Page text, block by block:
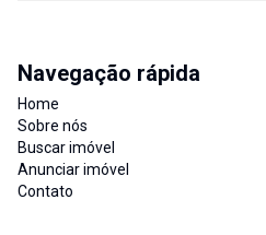
Navegação rápida
Home
Sobre nós
Buscar imóvel
Anunciar imóvel
Contato